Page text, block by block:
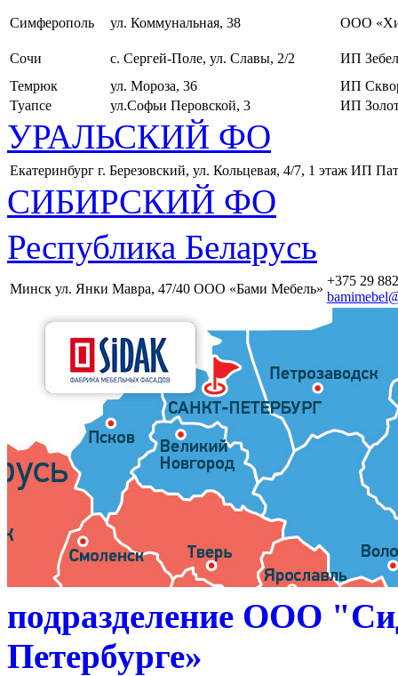
Симферополь ул. Коммунальная, 38 ООО
Сочи с. Сергей-Поле, ул. Славы, 2/2
ИП
Темрюк
ул. Мороза, 36
ИП
Туапсе
ул.Софьи Перовской, 3 ИП
УРАЛЬСКИЙ ФО
Екатеринбург г. Березовский, ул. Кольцевая, 4/7, 1 этаж ИП
СИБИРСКИЙ ФО
Республика Беларусь
Минск ул. Янки Мавра, 47/40 ООО «Бами Мебель»
+375 29
подразделение ООО
Петербурге»